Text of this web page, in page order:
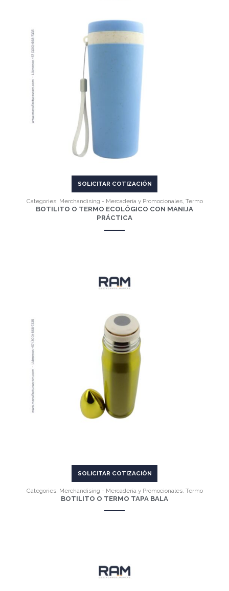
SOLICITAR COTIZACIÓN
Categories: Merchandising - Mercadería y Promocionales, Termo
BOTILITO O TERMO ECOLÓGICO CON MANIJA
PRÁCTICA
VER MÁS
SOLICITAR COTIZACIÓN
Categories: Merchandising - Mercadería y Promocionales, Termo
BOTILITO O TERMO TAPA BALA